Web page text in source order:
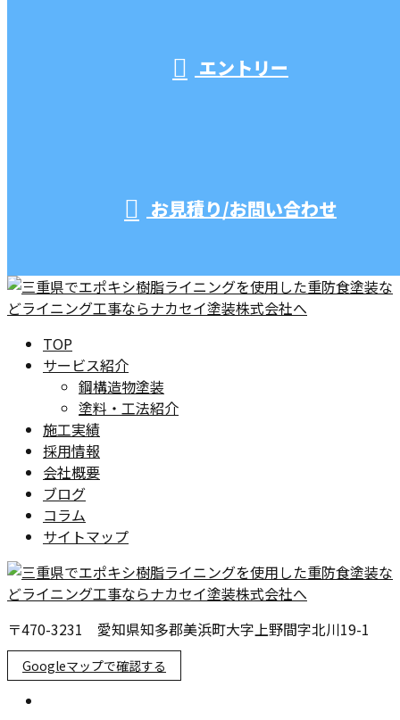
エントリー
お見積り/お問い合わせ
TOP
サービス紹介
鋼構造物塗装
塗料・工法紹介
施工実績
採用情報
会社概要
ブログ
コラム
サイトマップ
〒470-3231 愛知県知多郡美浜町大字上野間字北川19-1
Googleマップで確認する